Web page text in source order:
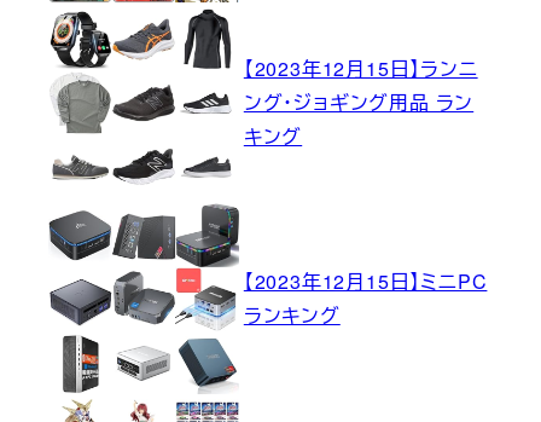
【2023年12月15日】ランニ
ング・ジョギング用品 ラン
キング
【2023年12月15日】ミニPC
ランキング